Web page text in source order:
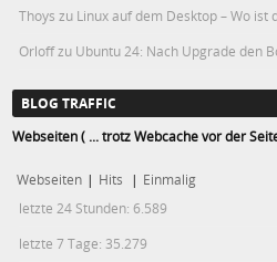
Thoys zu Linux auf dem Desktop – Wo ist
Orloffzu Ubuntu 24: Nach Upgrade den
BLOG TRAFFIC
Webseiten ( ... trotz Webcache vor der
Webseiten | Hits | Einmalig
letzte 24 Stunden:6.589
letzte 7 Tage: 35.279